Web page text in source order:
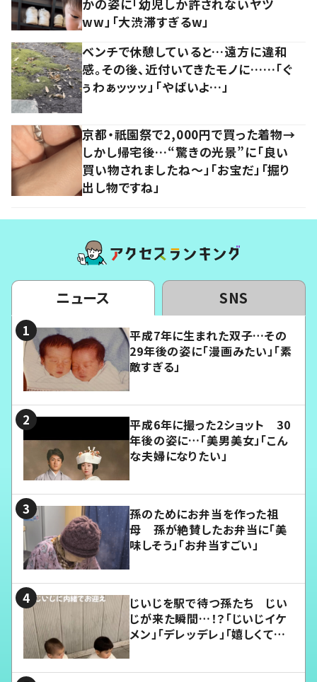
かの姿に「幼児しか許されないヤツ
ww」「大渋滞すぎるw」
ベンチで休憩していると…遠方に違和
感。その後、近付いてきたモノに……「ぐ
ぅわぁッッッ」「やばいよ…」
京都・祇園祭で2,000円で買った着物→
しかし帰宅後…“驚きの光景”に「良い
買い物されましたね～」「お宝だ」「掘り
出し物ですね」
ニュース SNS
平成7年に生まれた双子…その
29年後の姿に「漫画みたい」「素
敵すぎる」
平成6年に撮った2ショット 30
年後の姿に…「美男美女」「こん
な夫婦になりたい」
孫のためにお弁当を作った祖
母 孫が絶賛したお弁当に「美
味しそう」「お弁当すごい」
じいじを駅で待つ孫たち じい
じが来た瞬間…！？「じいじイケ
メン」「デレッデレ」「嬉しくて可